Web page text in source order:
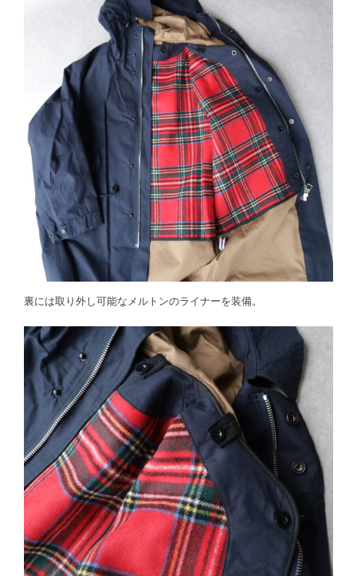
裏には取り外し可能なメルトンのライナーを装備。